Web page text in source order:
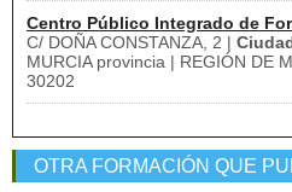
Centro Público Integrado de
C/ DOÑA CONSTANZA, 2 |
MURCIA provincia | REGIÓN DE
30202
OTRA FORMACIÓN QUE